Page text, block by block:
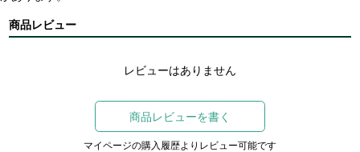
商品レビュー
レビューはありません
商品レビューを書く
マイページの購入履歴よりレビュー可能です